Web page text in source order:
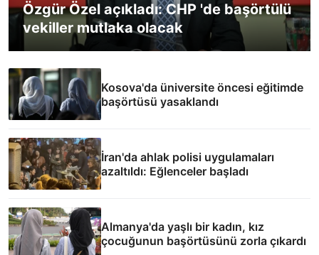
Özgür Özel açıkladı: CHP 'de başörtülü
vekiller mutlaka olacak
Kosova'da üniversite öncesi eğitimde
başörtüsü yasaklandı
İran'da ahlak polisi uygulamaları
azaltıldı: Eğlenceler başladı
Almanya'da yaşlı bir kadın, kız
çocuğunun başörtüsünü zorla çıkardı